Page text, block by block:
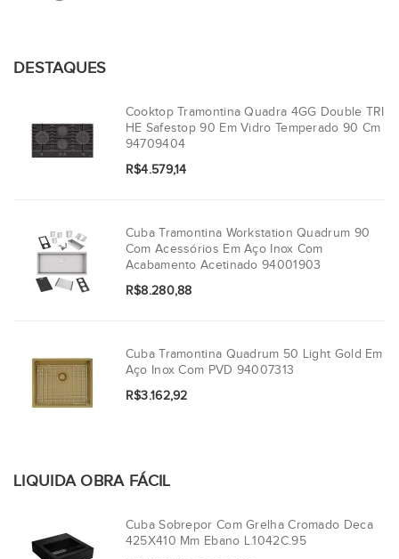
DESTAQUES
Cooktop Tramontina Quadra 4GG Double TRI
HE Safestop 90 Em Vidro Temperado 90 Cm
94709404
R$4.579,14
Cuba Tramontina Workstation Quadrum 90
Com Acessórios Em Aço Inox Com
Acabamento Acetinado 94001903
R$8.280,88
Cuba Tramontina Quadrum 50 Light Gold Em
Aço Inox Com PVD 94007313
R$3.162,92
LIQUIDA OBRA FÁCIL
Cuba Sobrepor Com Grelha Cromado Deca
425X410 Mm Ebano L.1042C.95